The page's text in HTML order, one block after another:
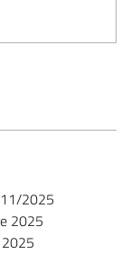
2025
2025